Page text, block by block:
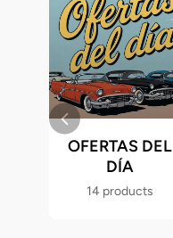
OFERTAS DEL
DÍA
14 products